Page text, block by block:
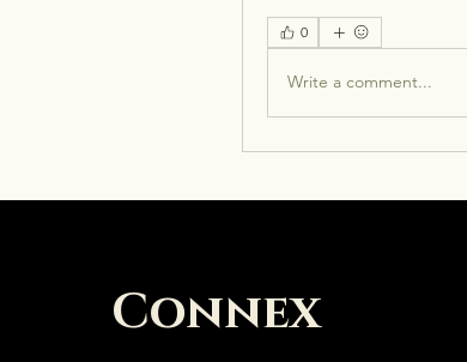
0
Write a comment...
Connex